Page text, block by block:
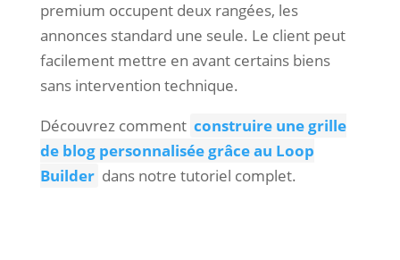
premium occupent deux rangées, les
annonces standard une seule. Le client peut
facilement mettre en avant certains biens
sans intervention technique.
Découvrez comment construire une grille
de blog personnalisée grâce au Loop
Builder dans notre tutoriel complet.